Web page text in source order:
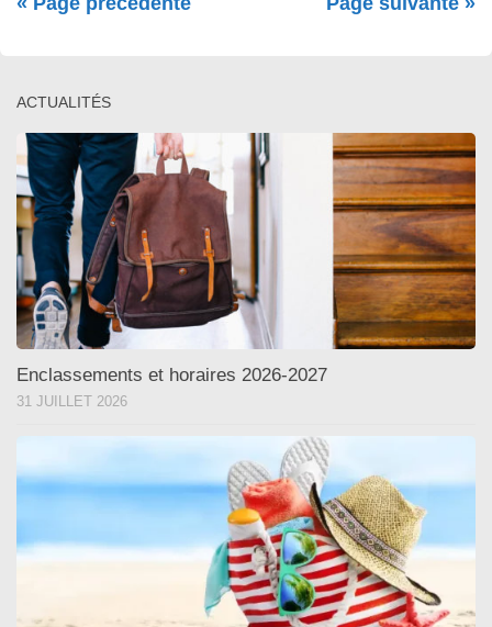
ACTUALITÉS
Enclassements et horaires 2026-2027
31 JUILLET 2026